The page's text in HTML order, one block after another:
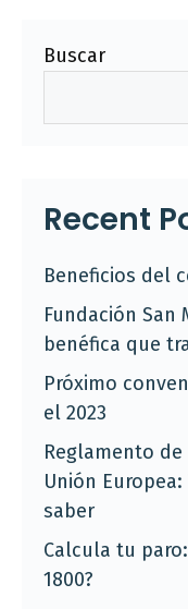
Buscar
Recent
Beneficios del
Fundación San
benéfica que
Próximo
el 2023
Reglamento
Unión
saber
Calcula tu
1800?